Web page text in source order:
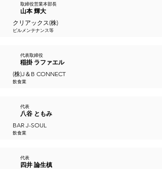
取締役営業本部長
山本 輝大
クリアックス(株)
ビルメンテナンス等
代表取締役
稲掛 ラファエル
(株)J＆B CONNECT
飲食業
代表
八谷 ともみ
BAR J-SOUL
飲食業
代表
四井 論生槙